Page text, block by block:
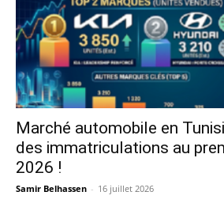
Marché automobile en
des immatriculations au
2026 !
Samir Belhassen - 16 juillet 2026